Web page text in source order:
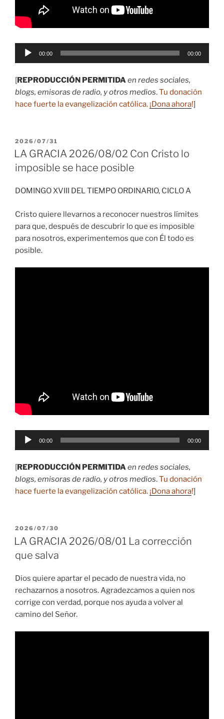
Reproductor
00:00 00:00
[REPRODUCCIÓN PERMITIDAen redes sociales,
blogs, emisoras de radio, y otros medios.Tu donación
hace fuerte la evangelización católica. ¡Dona ahora!]
PUBLICADO
EL
2026/07/31
LA GRACIA 2026/08/02 Con Cristo lo
imposible se hace posible
DOMINGO XVIII DEL TIEMPO ORDINARIO, CICLO A
Cristo quiere llevarnos a reconocer nuestros límites
para que, después de descubrir lo que es imposible
para nosotros, experimentemos que con Él todo es
posible.
Reproductor
00:00 00:00
[REPRODUCCIÓN PERMITIDAen redes sociales,
blogs, emisoras de radio, y otros medios.Tu donación
hace fuerte la evangelización católica. ¡Dona ahora!]
PUBLICADO
EL
2026/07/30
LA GRACIA 2026/08/01 La corrección
que salva
Dios quiere apartar el pecado de nuestra vida, no
rechazarnos a nosotros. Agradezcamos a quien nos
corrige con verdad, porque nos ayuda a volver al
camino del Señor.